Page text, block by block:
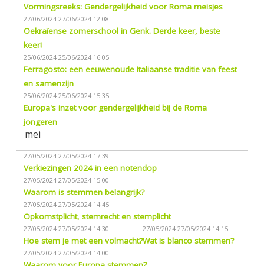
Vormingsreeks: Gendergelijkheid voor Roma meisjes
27/06/2024 27/06/2024 12:08
Oekraïense zomerschool in Genk. Derde keer, beste
keer!
25/06/2024 25/06/2024 16:05
Ferragosto: een eeuwenoude Italiaanse traditie van feest
en samenzijn
25/06/2024 25/06/2024 15:35
Europa's inzet voor gendergelijkheid bij de Roma
jongeren
mei
27/05/2024 27/05/2024 17:39
Verkiezingen 2024 in een notendop
27/05/2024 27/05/2024 15:00
Waarom is stemmen belangrijk?
27/05/2024 27/05/2024 14:45
Opkomstplicht, stemrecht en stemplicht
27/05/2024 27/05/2024 14:30
Hoe stem je met een volmacht?
27/05/2024 27/05/2024 14:15
Wat is blanco stemmen?
27/05/2024 27/05/2024 14:00